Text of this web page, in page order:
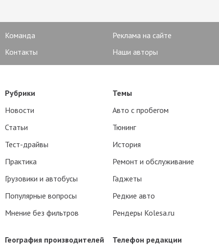
Команда
Реклама на сайте
Контакты
Наши авторы
Телефон редакции
Рубрики
Новости
Статьи
Тест-драйвы
Практика
Грузовики и автобусы
Популярные вопросы
Мнение без фильтров
Темы
Авто с пробегом
Тюнинг
История
Ремонт и обслуживание
Гаджеты
Редкие авто
Рендеры Kolesa.ru
География производителей